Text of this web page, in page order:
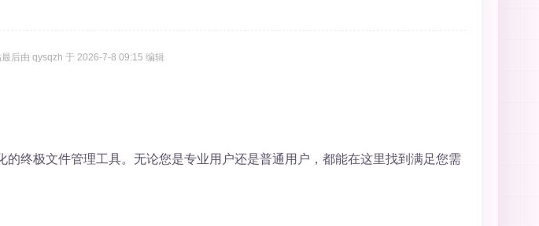
后由 qysqzh 于 2026-7-8 09:15 编辑
终极文件管理工具。无论您是专业用户还是普通用户，都能在这里找到满足您需